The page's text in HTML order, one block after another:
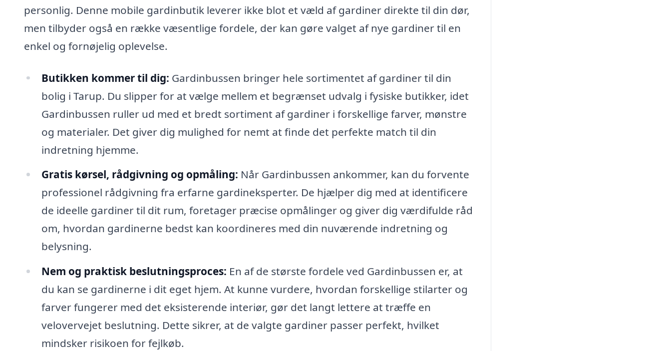
personlig. Denne mobile gardinbutik leverer ikke blot et væld af gardiner direkte til din dør,
men tilbyder også en række væsentlige fordele, der kan gøre valget af nye gardiner til en
enkel og fornøjelig oplevelse.
Butikken kommer til dig: Gardinbussen bringer hele sortimentet af gardiner til din
bolig i Tarup. Du slipper for at vælge mellem et begrænset udvalg i fysiske butikker, idet
Gardinbussen ruller ud med et bredt sortiment af gardiner i forskellige farver, mønstre
og materialer. Det giver dig mulighed for nemt at finde det perfekte match til din
indretning hjemme.
Gratis kørsel, rådgivning og opmåling: Når Gardinbussen ankommer, kan du forvente
professionel rådgivning fra erfarne gardineksperter. De hjælper dig med at identificere
de ideelle gardiner til dit rum, foretager præcise opmålinger og giver dig værdifulde råd
om, hvordan gardinerne bedst kan koordineres med din nuværende indretning og
belysning.
Nem og praktisk beslutningsproces: En af de største fordele ved Gardinbussen er, at
du kan se gardinerne i dit eget hjem. At kunne vurdere, hvordan forskellige stilarter og
farver fungerer med det eksisterende interiør, gør det langt lettere at træffe en
velovervejet beslutning. Dette sikrer, at de valgte gardiner passer perfekt, hvilket
mindsker risikoen for fejlkøb.